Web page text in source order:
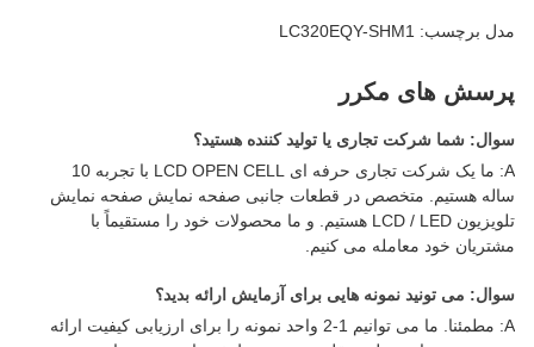
مدل برچسب: LC320EQY-SHM1
پرسش های مکرر
سوال: شما شرکت تجاری یا تولید کننده هستید؟
A: ما یک شرکت تجاری حرفه ای LCD OPEN CELL با تجربه 10
ساله هستیم. متخصص در قطعات جانبی صفحه نمایش صفحه نمایش
تلویزیون LCD / LED هستیم. و ما محصولات خود را مستقیماً با
مشتریان خود معامله می کنیم.
سوال: می تونید نمونه هایی برای آزمایش ارائه بدید؟
A: مطمئنا. ما می توانیم 1-2 واحد نمونه را برای ارزیابی کیفیت ارائه